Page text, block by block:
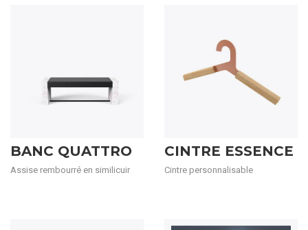
BANC QUATTRO
Assise rembourré en similicuir
CINTRE ESSENCE
Cintre personnalisable